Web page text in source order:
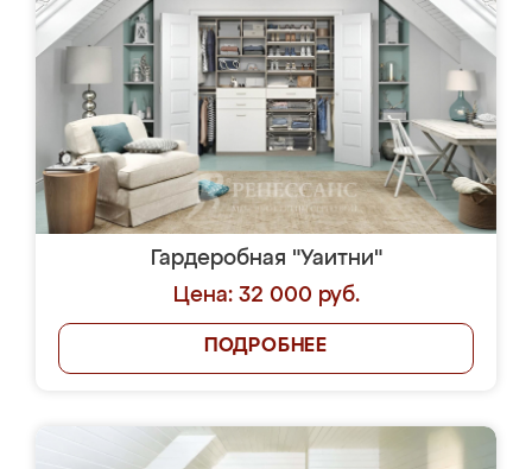
Гардеробная "Уаитни"
Цена: 32 000 руб.
ПОДРОБНЕЕ